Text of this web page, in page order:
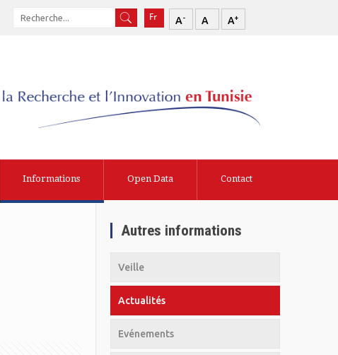
A- A A+
Informations Open Data Contact
Autres informations
Veille
Actualités
Evénements